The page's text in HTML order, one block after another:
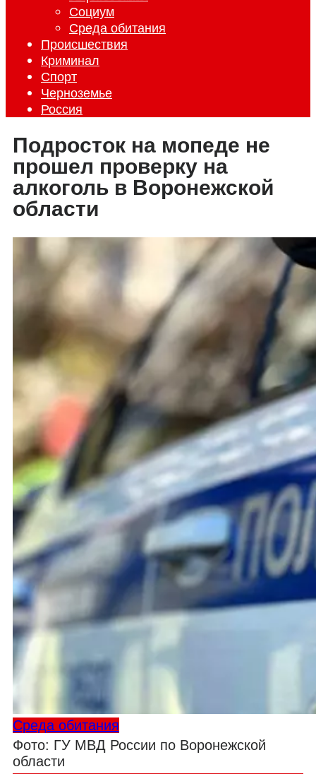
Социум
Среда обитания
Происшествия
Криминал
Спорт
Черноземье
Россия
Подросток на мопеде не
прошел проверку на
алкоголь в Воронежской
области
Среда обитания
Фото: ГУ МВД России по Воронежской
области